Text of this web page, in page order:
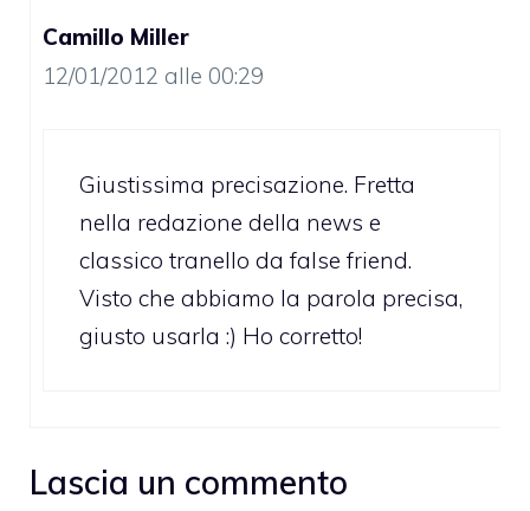
Camillo Miller
12/01/2012 alle 00:29
Giustissima precisazione. Fretta
nella redazione della news e
classico tranello da false friend.
Visto che abbiamo la parola precisa,
giusto usarla :) Ho corretto!
Lascia un commento